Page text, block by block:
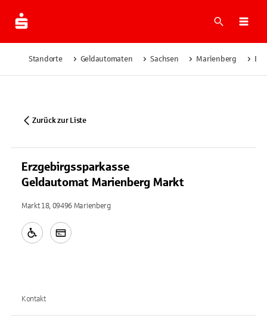
Suche
Standorte Geldautomaten Sachsen Marienberg
Zurück zur Liste
Erzgebirgssparkasse
Geldautomat Marienberg Markt
Markt 18, 09496 Marienberg
Kontakt